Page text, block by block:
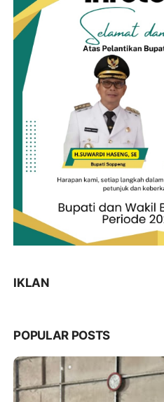
IKLAN
POPULAR POSTS